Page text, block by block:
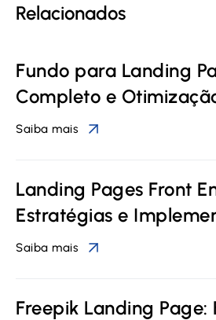
Relacionados
Fundo para Landing
Completo e
Saiba mais
Landing Pages Front
Estratégias e
Saiba mais
Freepik Landing Page: